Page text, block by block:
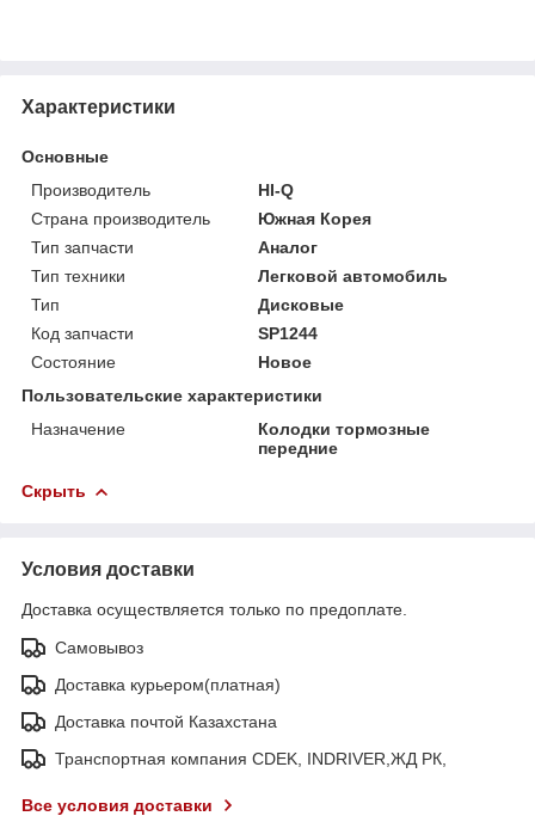
Характеристики
Основные
Производитель
HI-Q
Страна производитель
Южная Корея
Тип запчасти
Аналог
Тип техники
Легковой автомобиль
Тип
Дисковые
Код запчасти
SP1244
Состояние
Новое
Пользовательские характеристики
Назначение
Колодки тормозные
передние
Скрыть
Условия доставки
Доставка осуществляется только по предоплате.
Самовывоз
Доставка курьером(платная)
Доставка почтой Казахстана
Транспортная компания CDEK, INDRIVER,ЖД РК,
Все условия доставки